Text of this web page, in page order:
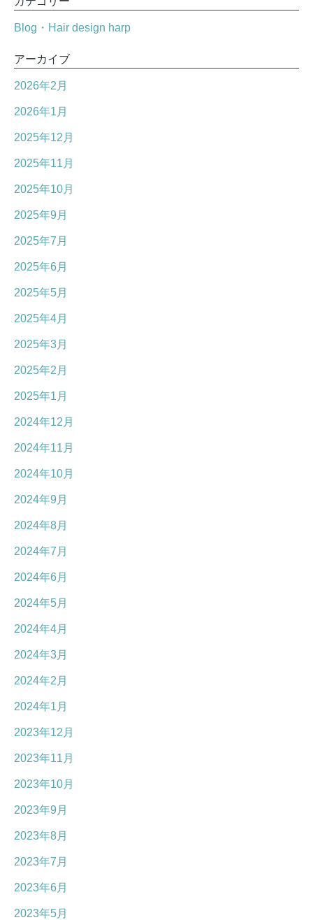
Blog・Hair design harp
アーカイブ
2026年2月
2026年1月
2025年12月
2025年11月
2025年10月
2025年9月
2025年7月
2025年6月
2025年5月
2025年4月
2025年3月
2025年2月
2025年1月
2024年12月
2024年11月
2024年10月
2024年9月
2024年8月
2024年7月
2024年6月
2024年5月
2024年4月
2024年3月
2024年2月
2024年1月
2023年12月
2023年11月
2023年10月
2023年9月
2023年8月
2023年7月
2023年6月
2023年5月